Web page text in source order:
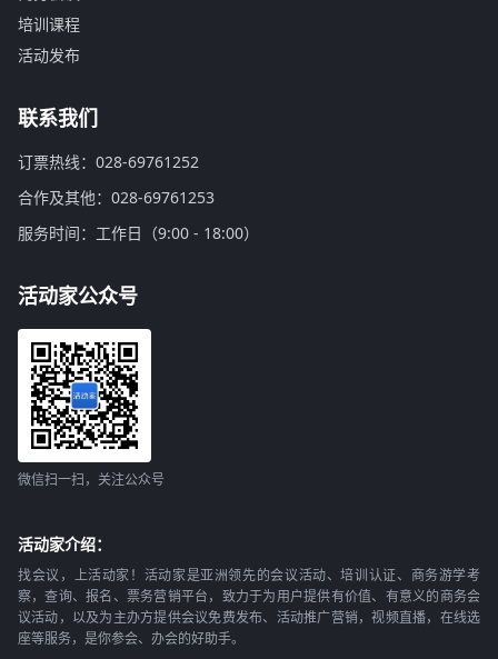
培训课程
活动发布
联系我们
订票热线：028-69761252
合作及其他：028-69761253
服务时间：工作日（9:00 - 18:00）
活动家公众号
微信扫一扫，关注公众号
活动家介绍：
找会议，上活动家！活动家是亚洲领先的会议活动、培训认证、商务游学考
察，查询、报名、票务营销平台，致力于为用户提供有价值、有意义的商务会
议活动，以及为主办方提供会议免费发布、活动推广营销，视频直播，在线选
座等服务，是你参会、办会的好助手。